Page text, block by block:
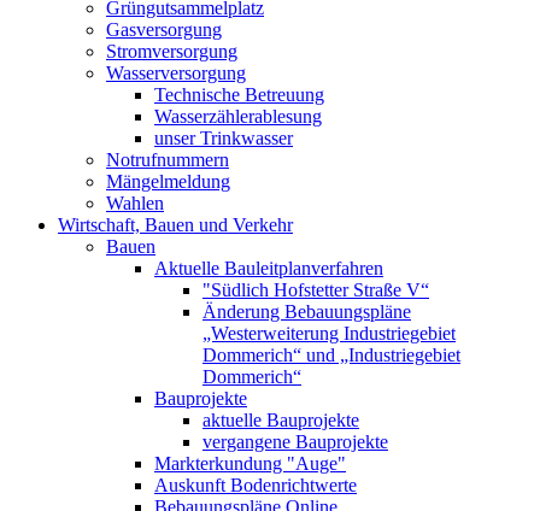
Grüngutsammelplatz
Gasversorgung
Stromversorgung
Wasserversorgung
Technische Betreuung
Wasserzählerablesung
unser Trinkwasser
Notrufnummern
Mängelmeldung
Wahlen
Wirtschaft, Bauen und Verkehr
Bauen
Aktuelle Bauleitplanverfahren
"Südlich Hofstetter Straße V“
Änderung Bebauungspläne
„Westerweiterung Industriegebiet
Dommerich“ und „Industriegebiet
Dommerich“
Bauprojekte
aktuelle Bauprojekte
vergangene Bauprojekte
Markterkundung "Auge"
Auskunft Bodenrichtwerte
Bebauungspläne Online